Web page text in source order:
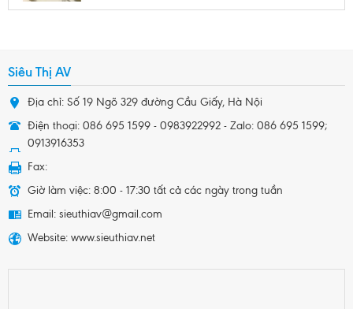
Siêu Thị AV
Địa chỉ: Số 19 Ngõ 329 đường Cầu Giấy, Hà Nội
Điện thoại: 086 695 1599 - 0983922992 - Zalo: 086 695 1599;
0913916353
Fax:
Giờ làm việc: 8:00 - 17:30 tất cả các ngày trong tuần
Email: sieuthiav@gmail.com
Website: www.sieuthiav.net